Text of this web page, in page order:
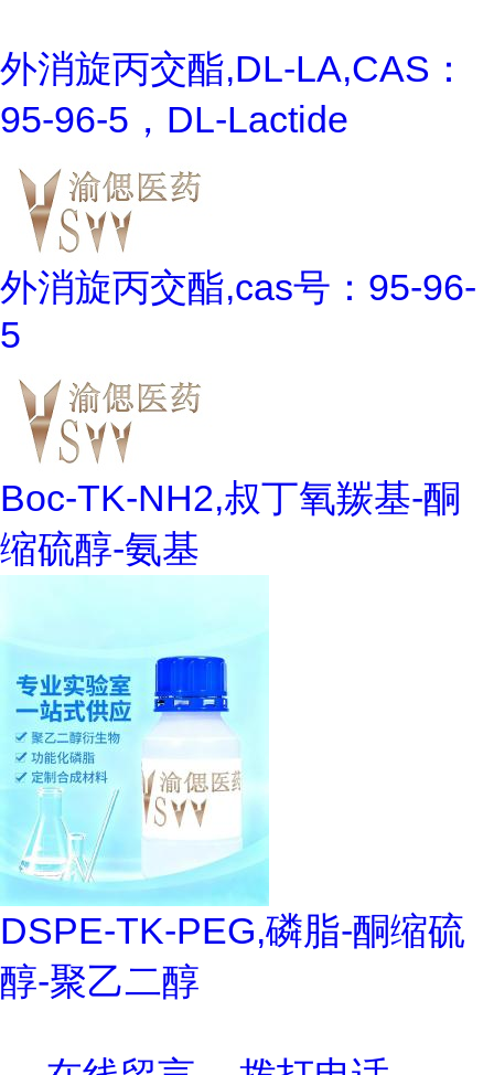
外消旋丙交酯,DL-LA,CAS：
95-96-5，DL-Lactide
外消旋丙交酯,cas号：95-96-
5
Boc-TK-NH2,叔丁氧羰基-酮
缩硫醇-氨基
DSPE-TK-PEG,磷脂-酮缩硫
醇-聚乙二醇